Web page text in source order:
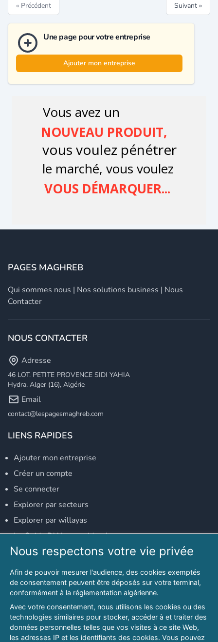
« Précédent Suivant »
Une page pour votre entreprise
Ajouter mon entreprise
PAGES MAGHREB
Qui sommes nous | Nos solutions business | Nous
Contacter
NOUS CONTACTER
Adresse
46 LOT. PETITE PROVENCE SIDI YAHIA
Hydra, Alger (16), Algérie
Email
contact@lespagesmaghreb.com
LIENS RAPIDES
Ajouter mon entreprise
Créer un compte
Se connecter
Explorer par secteurs
Explorer par willayas
Le Guide D'Alger, guide-alger.com
NOS RÉSEAUX SOCIAUX
Notre page Facebook
Notre page LinkedIn
Notre page Instagram
Notre page Twitter
Nous respectons votre vie privée
Afin de pouvoir mesurer l'audience, des cookies exemptés
de consentement peuvent être déposés sur votre terminal,
conformément à la réglementation algérienne.
Avec votre consentement, nous utilisons les cookies ou des
technologies similaires pour stocker, accéder à et traiter des
données personnelles telles que vos visites à ce site Web,
les adresses IP et les identifiants des cookies. Vous pouvez